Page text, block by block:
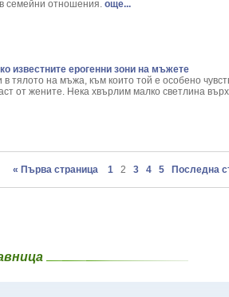
семейни отношения. още...
известните ерогенни зони на мъжете
в тялото на мъжа, към които той е особено
от жените. Нека хвърлим малко светлина
« Първа страница 12 3 4 5 Последна